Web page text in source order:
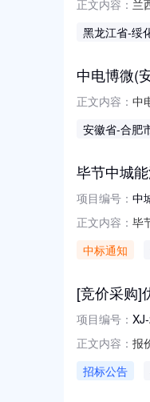
正文内容： 兰
买
黑龙江省-绥
中电博微(
正文内容： 中
人
安徽省-合肥
毕节中城
项目编号： 中
正文内容： 毕
中标通知
[竞价采购]
项目编号：
正文内容： 报
招标公告